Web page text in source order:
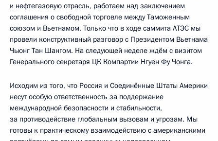
и нефтегазовую отрасль, работаем над заключением
соглашения о свободной торговле между Таможенным
союзом и Вьетнамом. Только что в ходе саммита АТЭС мы
провели конструктивный разговор с Президентом Вьетнама
Чыонг Тан Шангом. На следующей неделе ждём с визитом
Генерального секретаря ЦК Компартии Нгуен Фу Чонга.
Исходим из того, что Россия и Соединённые Штаты Америки
несут особую ответственность за поддержание
международной безопасности и стабильности,
за противодействие глобальным вызовам и угрозам. Мы
готовы к практическому взаимодействию с американскими